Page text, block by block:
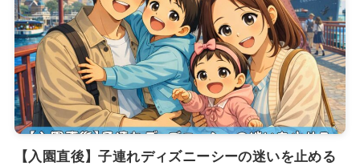
【入園直後】子連れディズニーシーの迷いを止める